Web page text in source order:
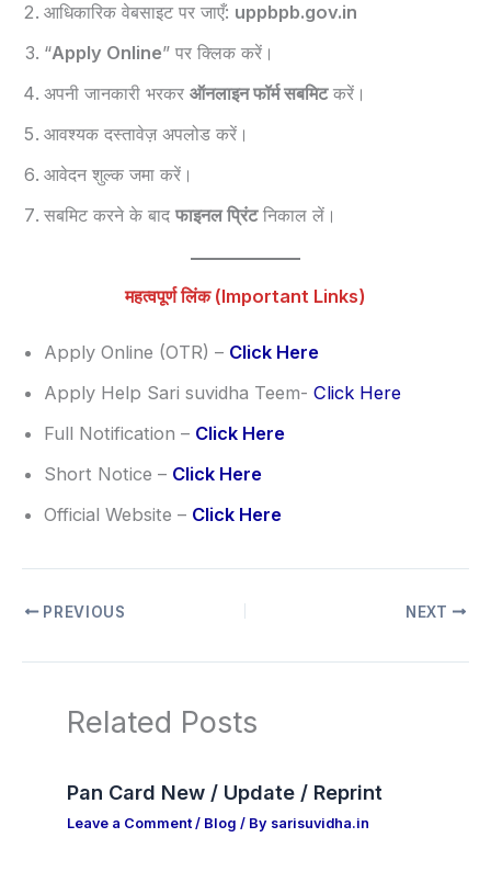
आधिकारिक वेबसाइट पर जाएँ: uppbpb.gov.in
“Apply Online” पर क्लिक करें।
अपनी जानकारी भरकर ऑनलाइन फॉर्म सबमिटकरें।
आवश्यक दस्तावेज़ अपलोड करें।
आवेदन शुल्क जमा करें।
सबमिट करने के बाद फाइनल प्रिंटनिकाल लें।
महत्वपूर्ण लिंक (Important Links)
Apply Online (OTR) – Click Here
Apply Help Sari suvidha Teem- Click Here
Full Notification – Click Here
Short Notice – Click Here
Official Website – Click Here
PREVIOUS NEXT
Related Posts
Pan Card New / Update / Reprint
Leave a Comment / Blog / By sarisuvidha.in